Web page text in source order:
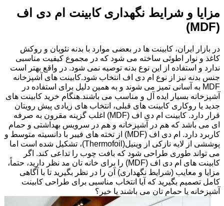
مزایا و شرایط نگهداری کابینت ام دی اف
(MDF)
در بازار ایران، کابینت ها در بعضی موارد با بدنه نئوپان و روکش
کاغذ و نوار اطوئی ساخته می شود که در مجموع کیفیت مناسبی
ندارد و استفاده از این نوع بدنه توصیه نمی شود. در واقع بهتر است
جنس بدنه نیز از نوع ام دی اف انتخاب شود.کابینت های آشپزخانه
MDF به آسانی تمیز می شوند و به همین دلیل برای استفاده در
آشپزخانه بسیار ایده آل و مناسب می باشند.هنگام خرید کابینت های
جدید یا روکاری کابینت های قبلی، انتخاب های زیادی پیش رویتان
قرار دارد. کابینت ام دی اف (MDF) اغلب گزینه مقرون به صرفه
ای می باشد که هم در آشپزخانه و هم در سرویس بهداشتی و حمام
کاربرد دارد. ام دی اف (MDF) از تخته های فیبر با دانسیته متوسط و
پوششی از لایه نازکی از وینیل(Thermofoil)، تشکیل شده است اما
می تواند طوری طراحی شود که بافت چوب را تداعی کند. اگر
کابینت های ام دی اف (MDF) را برای خانه تان مد نظر دارید، حتماً،
مزایا و معایب (شرایط نگهداری) آن را در نظر بگیرید تا با آگاهی
کامل تصمیم بگیرید که آیا انتخاب مناسبی برای طراحی کابینت
آشپزخانه یا حمام تان می باشند یا خیر؟